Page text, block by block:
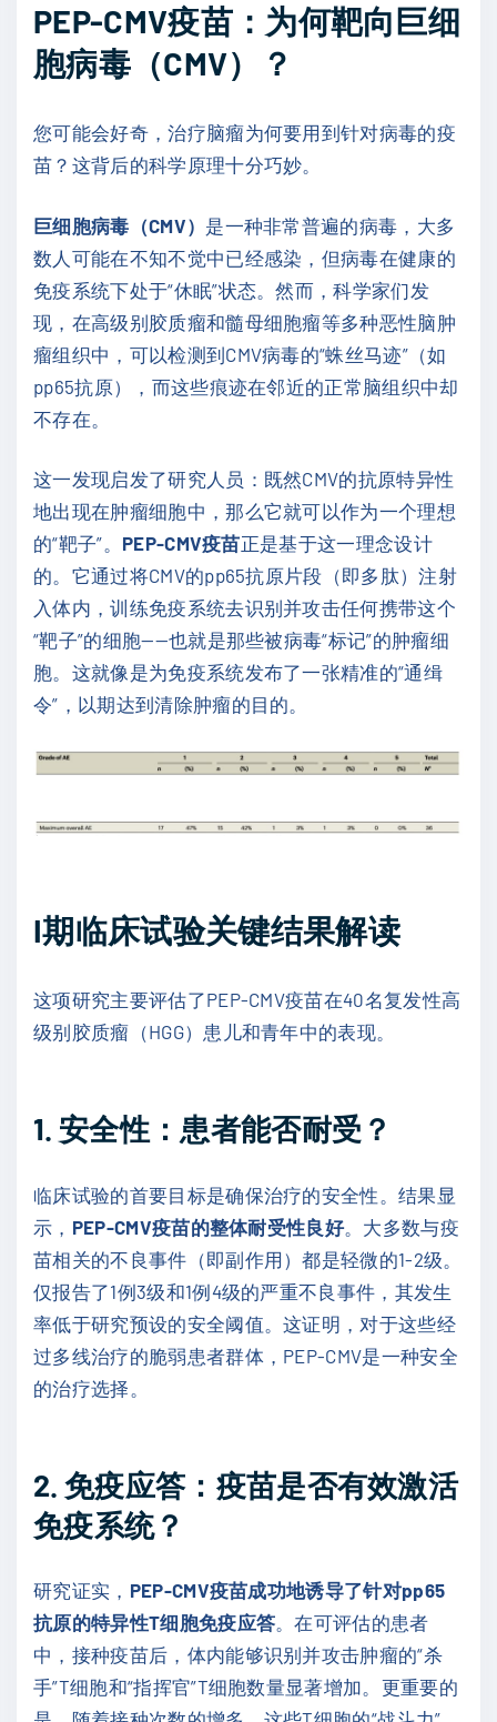
PEP-CMV疫苗：为何靶向巨细
胞病毒（CMV）？
您可能会好奇，治疗脑瘤为何要用到针对病毒的疫
苗？这背后的科学原理十分巧妙。
巨细胞病毒（CMV） 是一种非常普遍的病毒，大多
数人可能在不知不觉中已经感染，但病毒在健康的
免疫系统下处于“休眠”状态。然而，科学家们发
现，在高级别胶质瘤和髓母细胞瘤等多种恶性脑肿
瘤组织中，可以检测到CMV病毒的“蛛丝马迹”（如
pp65抗原），而这些痕迹在邻近的正常脑组织中却
不存在。
这一发现启发了研究人员：既然CMV的抗原特异性
地出现在肿瘤细胞中，那么它就可以作为一个理想
的“靶子”。 PEP-CMV疫苗正是基于这一理念设计
的。它通过将CMV的pp65抗原片段（即多肽）注射
入体内，训练免疫系统去识别并攻击任何携带这个
“靶子”的细胞——也就是那些被病毒“标记”的肿瘤细
胞。这就像是为免疫系统发布了一张精准的“通缉
令”，以期达到清除肿瘤的目的。
I期临床试验关键结果解读
这项研究主要评估了PEP-CMV疫苗在40名复发性高
级别胶质瘤（HGG）患儿和青年中的表现。
1. 安全性：患者能否耐受？
临床试验的首要目标是确保治疗的安全性。结果显
示， PEP-CMV疫苗的整体耐受性良好。大多数与疫
苗相关的不良事件（即副作用）都是轻微的1-2级。
仅报告了1例3级和1例4级的严重不良事件，其发生
率低于研究预设的安全阈值。这证明，对于这些经
过多线治疗的脆弱患者群体，PEP-CMV是一种安全
的治疗选择。
2. 免疫应答：疫苗是否有效激活
免疫系统？
研究证实， PEP-CMV疫苗成功地诱导了针对pp65
抗原的特异性T细胞免疫应答。在可评估的患者
中，接种疫苗后，体内能够识别并攻击肿瘤的“杀
手”T细胞和“指挥官”T细胞数量显著增加。更重要的